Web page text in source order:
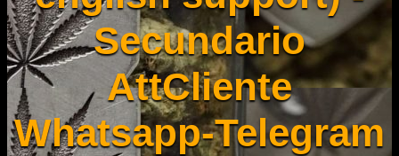
Secundario
AttCliente
Whatsapp-Telegram